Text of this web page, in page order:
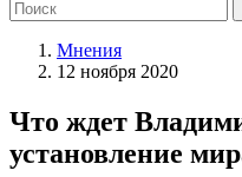
Мнения
12 ноября 2020
Что ждет
установление